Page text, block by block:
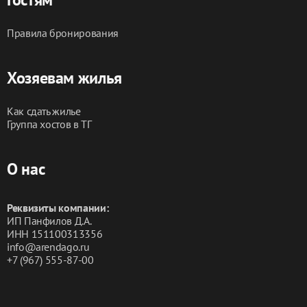
#ростовнадонуснятьквартирупосуточно
#снятьквартирувростовепосуточно
#посуточноростовнадонунедорого
#арендапосуточноростов
Правила бронирования
Хозяевам жилья
Как сдать жилье
Группа хостов в ТГ
О нас
Реквизиты компании:
ИП Панфилов Д.А.
ИНН 151100313356
info@arendago.ru
+7 (967) 555-87-00